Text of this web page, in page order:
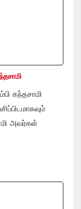
கந்தசாமி
அவர்கள்